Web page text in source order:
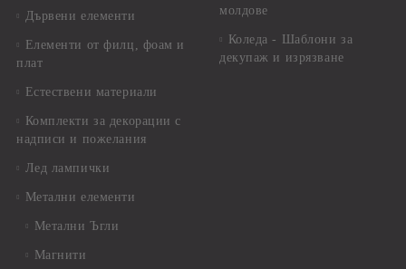
Дървени елементи
Елементи от филц, фоам и
плат
Естествени материали
Комплекти за декорации с
надписи и пожелания
Лед лампички
Метални елементи
Метални Ъгли
Магнити
молдове
Коледа - Шаблони за
декупаж и изрязване